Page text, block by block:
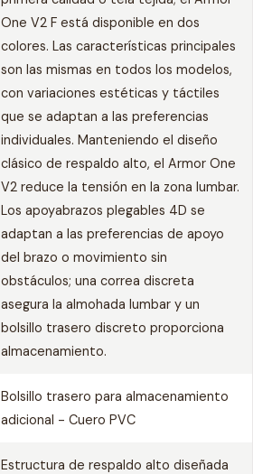
One V2 F está disponible en dos
colores. Las características principales
son las mismas en todos los modelos,
con variaciones estéticas y táctiles
que se adaptan a las preferencias
individuales. Manteniendo el diseño
clásico de respaldo alto, el Armor One
V2 reduce la tensión en la zona lumbar.
Los apoyabrazos plegables 4D se
adaptan a las preferencias de apoyo
del brazo o movimiento sin
obstáculos; una correa discreta
asegura la almohada lumbar y un
bolsillo trasero discreto proporciona
almacenamiento.
Bolsillo trasero para almacenamiento
adicional - Cuero PVC
Estructura de respaldo alto diseñada